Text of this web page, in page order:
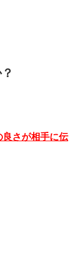
さが相手に伝